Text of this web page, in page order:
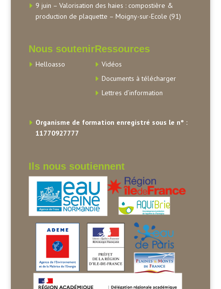
9 juin – Valorisation des haies : compostière &
production de plaquette – Moigny-sur-Ecole (91)
Nous soutenir
Helloasso
Ressources
Vidéos
Documents à télécharger
Lettres d’information
Organisme de formation enregistré sous le n° :
11770927777
Ils nous soutiennent